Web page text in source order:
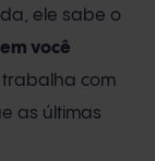
ele sabe o
você
com
as últimas